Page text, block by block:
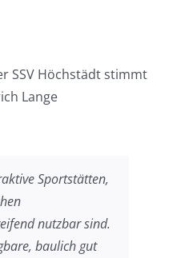
SSV Höchstädt stimmt
Lange
Sportstätten,
nutzbar sind.
baulich gut